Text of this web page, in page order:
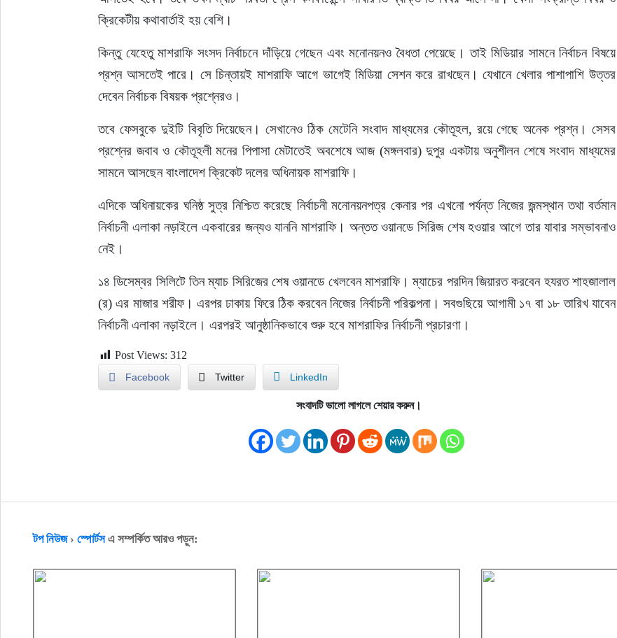
ক্রিকেটীয় কথাবার্তাই হয় বেশি।
কিন্তু যেহেতু মাশরাফি সংসদ নির্বাচনে দাঁড়িয়ে গেছেন এবং মনোনয়নও বৈধতা পেয়েছে। তাই মিডিয়ার সামনে নির্বাচন বিষয়ে
প্রশ্ন আসতেই পারে। সে চিন্তায়ই মাশরাফি আগে ভাগেই মিডিয়া সেশন করে রাখছেন। যেখানে খেলার পাশাপাশি উত্তর
দেবেন নির্বাচক বিষয়ক প্রশ্নেরও।
তবে ফেসবুকে দুইটি বিবৃতি দিয়েছেন। সেখানেও ঠিক মেটেনি সংবাদ মাধ্যমের কৌতূহল, রয়ে গেছে অনেক প্রশ্ন। সেসব
প্রশ্নের জবাব ও কৌতূহলী মনের পিপাসা মেটাতেই অবশেষে আজ (মঙ্গলবার) দুপুর একটায় অনুশীলন শেষে সংবাদ মাধ্যমের
সামনে আসছেন বাংলাদেশ ক্রিকেট দলের অধিনায়ক মাশরাফি।
এদিকে অধিনায়কের ঘনিষ্ঠ সুত্র নিশ্চিত করেছে নির্বাচনী মনোনয়নপত্র কেনার পর এখনো পর্যন্ত নিজের জন্মস্থান তথা বর্তমান
নির্বাচনী এলাকা নড়াইলে একবারের জন্যও যাননি মাশরাফি। অন্তত ওয়ানডে সিরিজ শেষ হওয়ার আগে তার যাবার সম্ভাবনাও
নেই।
১৪ ডিসেম্বর সিলিটে তিন ম্যাচ সিরিজের শেষ ওয়ানডে খেলবেন মাশরাফি। ম্যাচের পরদিন জিয়ারত করবেন হযরত শাহজালাল
(র) এর মাজার শরীফ। এরপর ঢাকায় ফিরে ঠিক করবেন নিজের নির্বাচনী পরিকল্পনা। সবগুছিয়ে আগামী ১৭ বা ১৮ তারিখ যাবেন
নির্বাচনী এলাকা নড়াইলে। এরপরই আনুষ্ঠানিকভাবে শুরু হবে মাশরাফির নির্বাচনী প্রচারণা।
Post Views: 312
Facebook Twitter LinkedIn
সংবাদটি ভালো লাগলে শেয়ার করুন।
টপ নিউজ›স্পোর্টসএ সম্পর্কিত আরও পড়ুন: